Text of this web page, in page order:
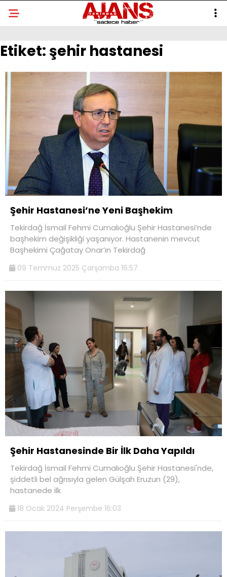
Etiket: şehir hastanesi
Şehir Hastanesi’ne Yeni Başhekim
Tekirdağ İsmail Fehmi Cumalıoğlu Şehir Hastanesi’nde
başhekim değişikliği yaşanıyor. Hastanenin mevcut
Başhekimi Çağatay Onar’ın Tekirdağ
09 Temmuz 2025 Çarşamba 16:57
Şehir Hastanesinde Bir İlk Daha Yapıldı
Tekirdağ İsmail Fehmi Cumalıoğlu Şehir Hastanesi'nde,
şiddetli bel ağrısıyla gelen Gülşah Eruzun (29),
hastanede ilk
18 Ocak 2024 Perşembe 16:03